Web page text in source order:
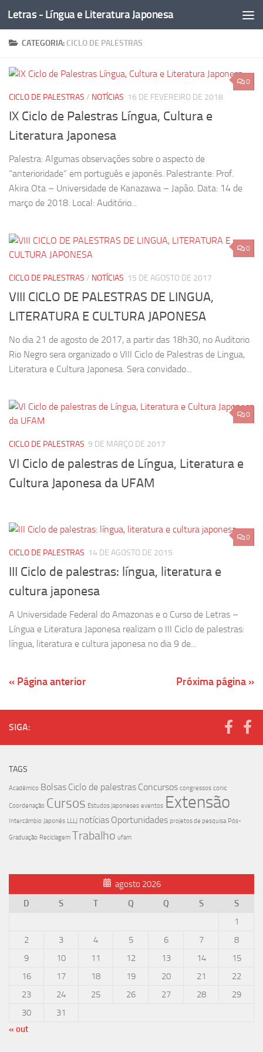
Skip to content
Letras - Língua e Literatura Japonesa
CATEGORIA: CICLO DE PALESTRAS
0
CICLO DE PALESTRAS / NOTÍCIAS 16 DE FEVEREIRO DE 2018
IX Ciclo de Palestras Língua, Cultura e
Literatura Japonesa
Palestra: Algumas observações sobre o aspecto de
“anterioridade” em português e japonês. Palestrante: Prof.
Akira Ota – Universidade de Kanazawa – Japão. Data: 14 de
março de 2018. Local: Auditório...
0
CICLO DE PALESTRAS / NOTÍCIAS 15 DE AGOSTO DE 2017
VIII CICLO DE PALESTRAS DE LINGUA,
LITERATURA E CULTURA JAPONESA
No dia 21 de agosto de 2017, a partir das 18h30, no Auditorio
Rio Negro sera organizado o VIII Ciclo de Palestras de Lingua,
Literatura e Cultura Japonesa. Sera convidado...
0
CICLO DE PALESTRAS 9 DE MARÇO DE 2017
VI Ciclo de palestras de Língua, Literatura e
Cultura Japonesa da UFAM
0
CICLO DE PALESTRAS 14 DE AGOSTO DE 2015
III Ciclo de palestras: língua, literatura e
cultura japonesa
A Universidade Federal do Amazonas e o Curso de Letras –
Língua e Literatura Japonesa realizam o III Ciclo de palestras:
língua, literatura e cultura japonesa no dia 9 de...
« Página anterior Próxima página »
SIGA:
TAGS
Acadêmico Bolsas Ciclo de palestras Concursos congressos conic
Coordenação Cursos Estudos Japoneses eventos Extensão
Intercâmbio Japonês LLLJ notícias Oportunidades projetos de pesquisa Pós-
Graduação Reciclagem Trabalho ufam
agosto 2026
D
S T Q Q S
S
1
2
3 4 5 6 7
8
9
10 11 12 13 14
15
16
17 18 19 20 21
22
23
24 25 26 27 28
29
30
31
« out